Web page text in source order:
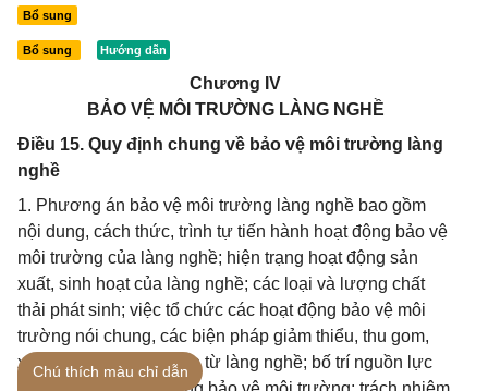
Bổ sung
Bổ sung
Chương IV
BẢO VỆ MÔI TRƯỜNG LÀNG NGHỀ
Điều 15. Quy định chung về bảo vệ môi trường làng
nghề
1. Phương án bảo vệ môi trường làng nghề bao gồm
nội dung, cách thức, trình tự tiến hành hoạt động bảo vệ
môi trường của làng nghề; hiện trạng hoạt động sản
xuất, sinh hoạt của làng nghề; các loại và lượng chất
thải phát sinh; việc tổ chức các hoạt động bảo vệ môi
trường nói chung, các biện pháp giảm thiểu, thu gom,
xử lý chất thải phát sinh từ làng nghề; bố trí nguồn lực
Chú thích màu chỉ dẫn